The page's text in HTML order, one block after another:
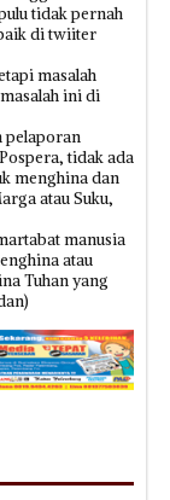
tidak pernah
di twiiter
masalah
ini di
pelaporan
tidak ada
menghina dan
atau Suku,
manusia
atau
Tuhan yang